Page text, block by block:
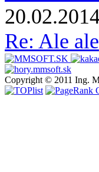
Re: Ale ale
Copyright © 2011 Ing.